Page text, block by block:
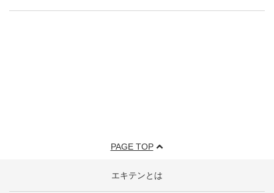
PAGE TOP
エキテンとは